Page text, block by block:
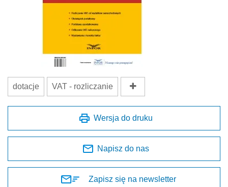
dotacje VAT - rozliczanie
Wersja do druku
Napisz do nas
Zapisz się na newsletter